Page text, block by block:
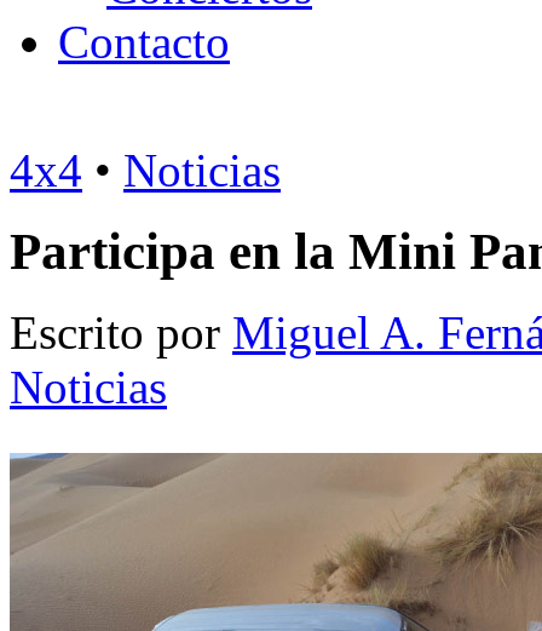
Contacto
4x4 • Noticias
Participa en la Mini
Escrito por Miguel A.
Noticias